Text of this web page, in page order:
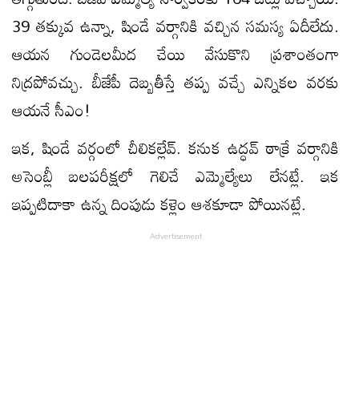
39 తక్కువ ఉన్నా, షిండే వ‌ర్గానికి వ‌చ్చిన స‌మ‌స్య ఏదీలేదు.
ఆయ‌న గుండెల‌మీద చేయి వేసుకొని ప్ర‌శాంతంగా
నిద్ర‌పోవ‌చ్చు. బీజేపీ దెబ్బ‌తీస్తే త‌ప్ప వచ్చే ఎన్నిక‌ల వ‌ర‌కు
ఆయ‌నే సీఎం!
ఇక‌, షిండే వ‌ర్గంలో చీలిక‌ల్లేవ్. క‌నుక ఉద్ధవ్ ఠాక్రే వర్గానికి
అసెంబ్లీ బలపరీక్షలో గెలిచే ఎమ్మెల్యేలు లేన‌ట్లే. ఇక
ఇప్ప‌టిదాకా ఉన్న దింపుడు కళ్లెం ఆశ‌కూడా పోయిన‌ట్లే.